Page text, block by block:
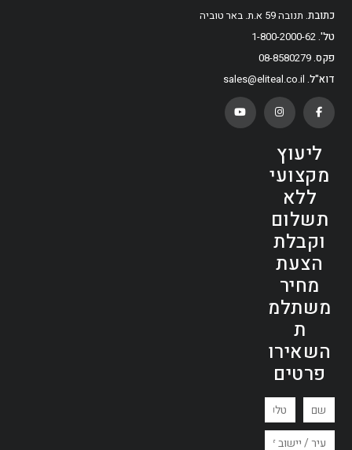
כתובת תנובה 59 א.ת. באר טוביה
טל' 1-800-2000-62
פקס 08-8580279
דוא"ל sales@eliteal.co.il
ליעוץ
מקצועי
ללא
תשלום
וקבלת
הצעת
מחיר
משתלמ
ת
השאירו
פרטים